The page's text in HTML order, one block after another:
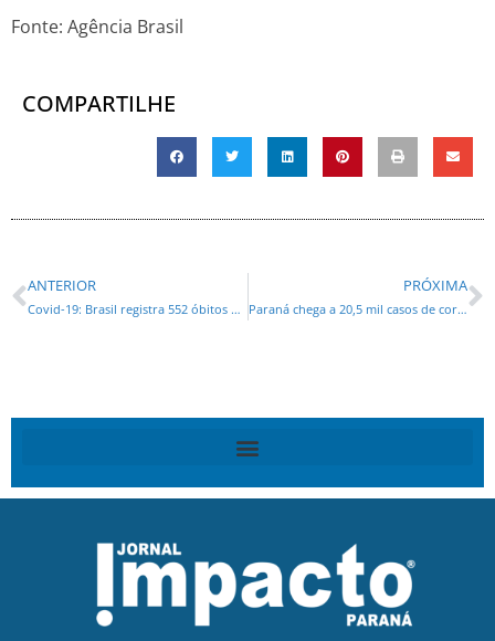
Fonte: Agência Brasil
COMPARTILHE
ANTERIOR
Covid-19: Brasil registra 552 óbitos e 30.476 novos casos da doença
PRÓXIMA
Paraná chega a 20,5 mil casos de coronavírus e 586 mortes